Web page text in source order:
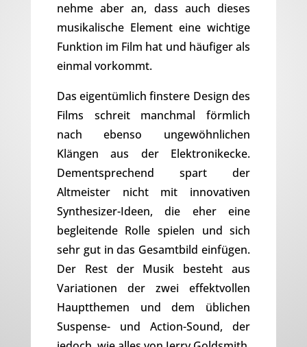
nehme aber an, dass auch dieses
musikalische Element eine wichtige
Funktion im Film hat und häufiger als
einmal vorkommt.
Das eigentümlich finstere Design des
Films schreit manchmal förmlich
nach ebenso ungewöhnlichen
Klängen aus der Elektronikecke.
Dementsprechend spart der
Altmeister nicht mit innovativen
Synthesizer-Ideen, die eher eine
begleitende Rolle spielen und sich
sehr gut in das Gesamtbild einfügen.
Der Rest der Musik besteht aus
Variationen der zwei effektvollen
Hauptthemen und dem üblichen
Suspense- und Action-Sound, der